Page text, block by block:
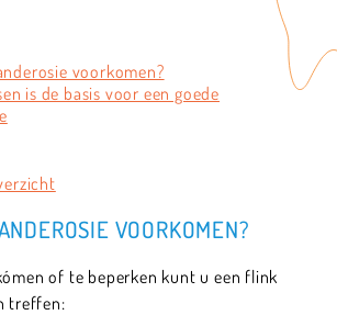
voorkomen?
is de basis voor een goede
VOORKOMEN?
of te beperken kunt u een flink
treffen: